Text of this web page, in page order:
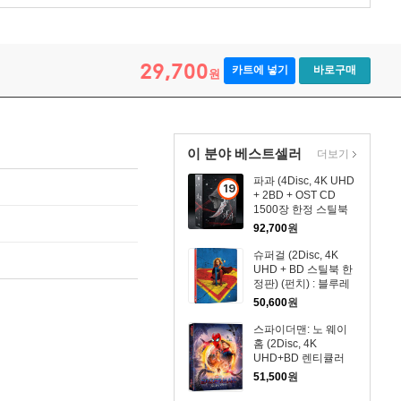
29,700원 카트에 넣기 바로구매
이 분야 베스트셀러
19
세
이
상
품
파과 (4Disc, 4K UHD
+ 2BD + OST CD
1500장 한정 스틸북
한정판) : 블루레이
92,700원
슈퍼걸 (2Disc, 4K
UHD + BD 스틸북 한
정판) (펀치) : 블루레
이
50,600원
스파이더맨: 노 웨이
홈 (2Disc, 4K
UHD+BD 렌티큘러
풀슬립 B1 스틸북 넘
51,500원
더보기